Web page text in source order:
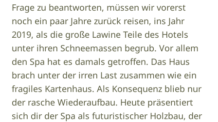
Frage zu beantworten, müssen wir vorerst
noch ein paar Jahre zurück reisen, ins Jahr
2019, als die große Lawine Teile des Hotels
unter ihren Schneemassen begrub. Vor allem
den Spa hat es damals getroffen. Das Haus
brach unter der irren Last zusammen wie ein
fragiles Kartenhaus. Als Konsequenz blieb nur
der rasche Wiederaufbau. Heute präsentiert
sich dir der Spa als futuristischer Holzbau, der